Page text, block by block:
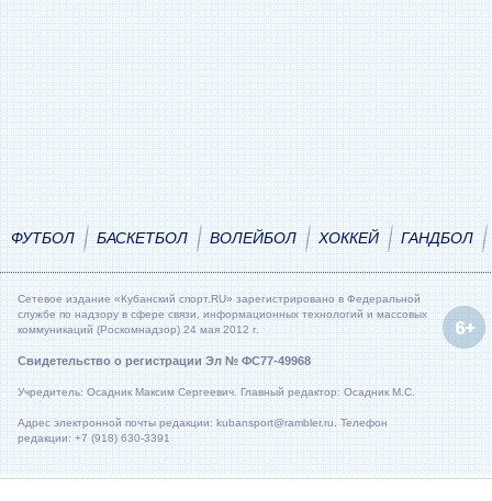
ФУТБОЛ БАСКЕТБОЛ ВОЛЕЙБОЛ ХОККЕЙ ГАНДБОЛ
Сетевое издание «Кубанский спорт.RU» зарегистрировано в Федеральной
службе по надзору в сфере связи, информационных технологий и массовых
коммуникаций (Роскомнадзор) 24 мая 2012 г.
Свидетельство о регистрации Эл № ФС77-49968
Учредитель: Осадник Максим Сергеевич. Главный редактор: Осадник М.С.
Адрес электронной почты редакции: kubansport@rambler.ru. Телефон
редакции: +7 (918) 630-3391